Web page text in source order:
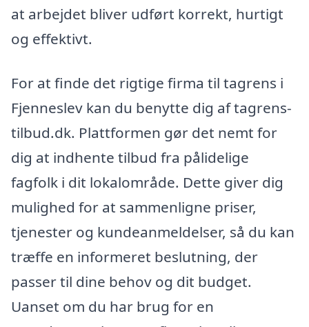
at arbejdet bliver udført korrekt, hurtigt
og effektivt.
For at finde det rigtige firma til tagrens i
Fjenneslev kan du benytte dig af tagrens-
tilbud.dk. Plattformen gør det nemt for
dig at indhente tilbud fra pålidelige
fagfolk i dit lokalområde. Dette giver dig
mulighed for at sammenligne priser,
tjenester og kundeanmeldelser, så du kan
træffe en informeret beslutning, der
passer til dine behov og dit budget.
Uanset om du har brug for en